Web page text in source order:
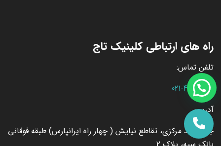
راه های ارتباطی کلینیک تاج
تلفن تماس:
021-44444103
آدرس:
جنت آباد مرکزی، تقاطع نیایش ( چهار راه ایرانپارس) طبقه فوقانی